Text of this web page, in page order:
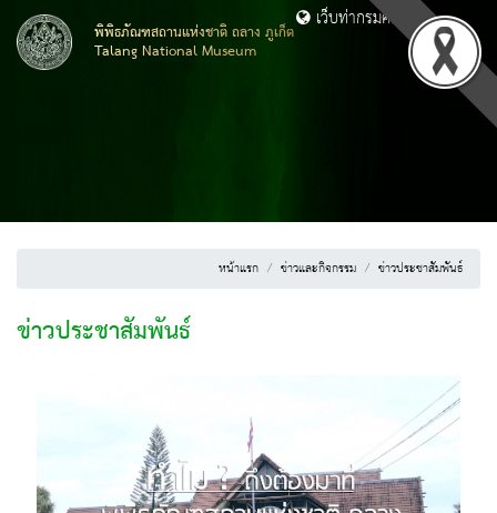
พิพิธภัณฑสถานแห่งชาติ ถลาง ภูเก็ต
Talang National Museum
เว็บท่ากรมศิลปากร
หน้าแรก ข่าวและกิจกรรม ข่าวประชาสัมพันธ์
ข่าวประชาสัมพันธ์